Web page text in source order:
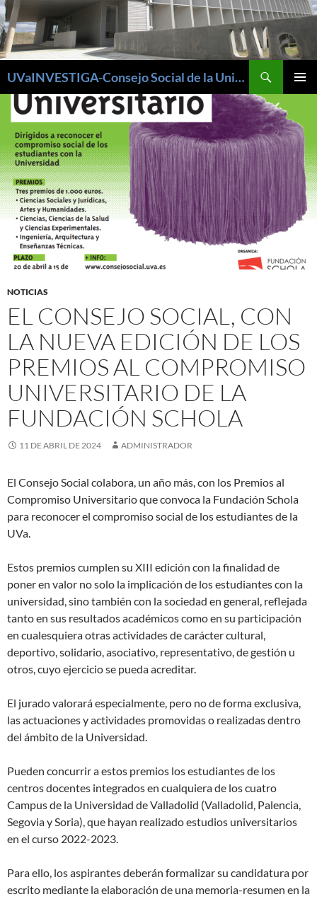
UVaINVESTIGA-Consejo Social de la Universidad de Valladolid
AL
CONTENIDO
NOTICIAS
EL CONSEJO SOCIAL, CON
LA NUEVA EDICIÓN DE LOS
PREMIOS AL COMPROMISO
UNIVERSITARIO DE LA
FUNDACIÓN SCHOLA
11 DE ABRIL DE 2024 ADMINISTRADOR
El Consejo Social colabora, un año más, con los Premios al
Compromiso Universitario que convoca la Fundación Schola
para reconocer el compromiso social de los estudiantes de la
UVa.
Estos premios cumplen su XIII edición con la finalidad de
poner en valor no solo la implicación de los estudiantes con la
universidad, sino también con la sociedad en general, reflejada
tanto en sus resultados académicos como en su participación
en cualesquiera otras actividades de carácter cultural,
deportivo, solidario, asociativo, representativo, de gestión u
otros, cuyo ejercicio se pueda acreditar.
El jurado valorará especialmente, pero no de forma exclusiva,
las actuaciones y actividades promovidas o realizadas dentro
del ámbito de la Universidad.
Pueden concurrir a estos premios los estudiantes de los
centros docentes integrados en cualquiera de los cuatro
Campus de la Universidad de Valladolid (Valladolid, Palencia,
Segovia y Soria), que hayan realizado estudios uni­versitarios
en el curso 2022-2023.
Para ello, los aspirantes deberán formalizar su candidatura por
escrito mediante la elaboración de una memoria-resumen en la